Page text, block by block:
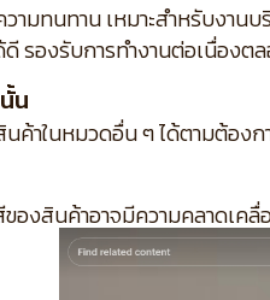
มทนทาน เหมาะสำหรับงานบ
ดี รองรับการทำงานต่อเนื่อ
น
ค้าในหมวดอื่น ๆ ได้ตามต้องก
องสินค้าอาจมีความคลาดเคลื่